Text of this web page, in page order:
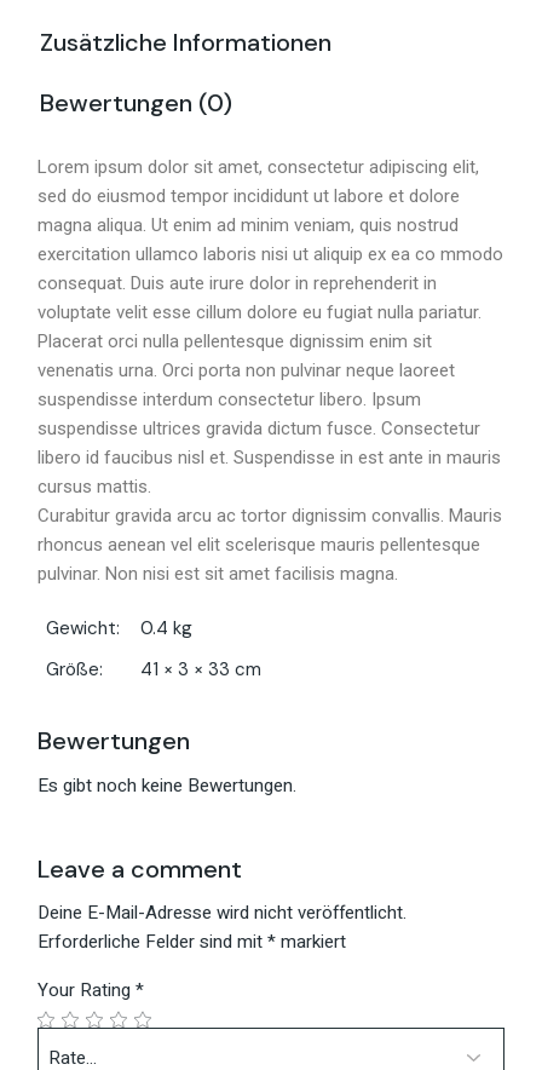
Zusätzliche Informationen
Bewertungen (0)
Lorem ipsum dolor sit amet, consectetur adipiscing elit,
sed do eiusmod tempor incididunt ut labore et dolore
magna aliqua. Ut enim ad minim veniam, quis nostrud
exercitation ullamco laboris nisi ut aliquip ex ea co mmodo
consequat. Duis aute irure dolor in reprehenderit in
voluptate velit esse cillum dolore eu fugiat nulla pariatur.
Placerat orci nulla pellentesque dignissim enim sit
venenatis urna. Orci porta non pulvinar neque laoreet
suspendisse interdum consectetur libero. Ipsum
suspendisse ultrices gravida dictum fusce. Consectetur
libero id faucibus nisl et. Suspendisse in est ante in mauris
cursus mattis.
Curabitur gravida arcu ac tortor dignissim convallis. Mauris
rhoncus aenean vel elit scelerisque mauris pellentesque
pulvinar. Non nisi est sit amet facilisis magna.
Gewicht
0.4 kg
Größe
41 × 3 × 33 cm
Bewertungen
Es gibt noch keine Bewertungen.
Leave a comment
Deine E-Mail-Adresse wird nicht veröffentlicht.
Erforderliche Felder sind mit*markiert
Your Rating*